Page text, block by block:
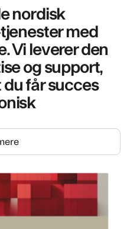
nordisk
med
Vi leverer den
og support,
får succes